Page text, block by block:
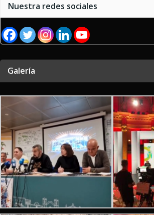
Nuestra redes sociales
Galería